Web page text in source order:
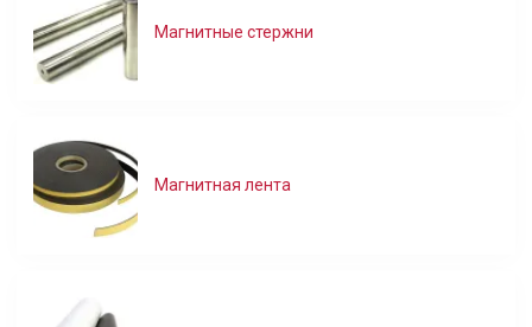
Магнитные стержни
Магнитная лента